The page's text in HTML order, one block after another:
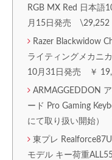
RGB MX Red 日本語
月15日発売 \29,252
Razer Blackwidow
ライティングメカニ
10月31日発売 ￥
ARMAGGEDDON
ード Pro Gaming
にて取り扱い開始）
東プレ
モデル キー荷重